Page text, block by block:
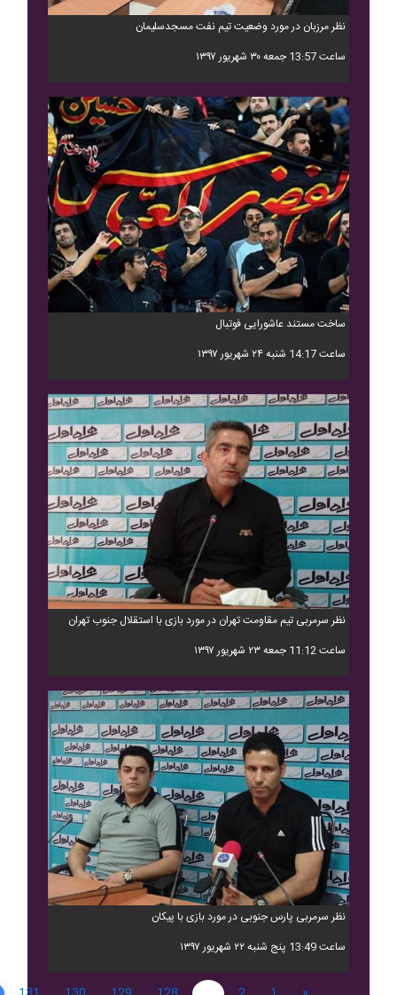
نظر مرزبان در مورد وضعیت تیم نفت مسجدسلیمان
ساعت 13:57 جمعه ۳۰ شهریور ۱۳۹۷
ساخت مستند عاشورایی فوتبال
ساعت 14:17 شنبه ۲۴ شهریور ۱۳۹۷
نظر سرمربی تیم مقاومت تهران در مورد بازی با استقلال جنوب تهران
ساعت 11:12 جمعه ۲۳ شهریور ۱۳۹۷
نظر سرمربی پارس جنوبی در مورد بازی با پیکان
ساعت 13:49 پنج شنبه ۲۲ شهریور ۱۳۹۷